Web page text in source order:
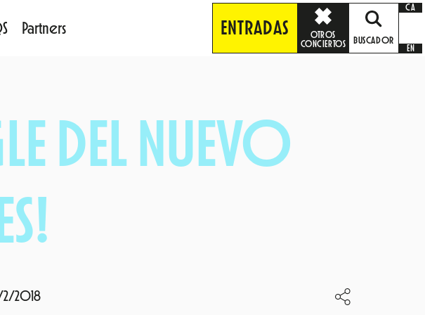
Partners ENTRADAS
OTROS
CONCIERTOS
BUSCADOR
CA
EN
DEL NUEVO
2/2018